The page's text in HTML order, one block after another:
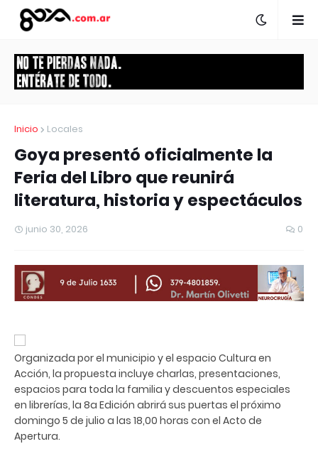
Inicio Locales
Goya presentó oficialmente la
Feria del Libro que reunirá
literatura, historia y espectáculos
junio 30, 2026 0
Organizada por el municipio y el espacio Cultura en
Acción, la propuesta incluye charlas, presentaciones,
espacios para toda la familia y descuentos especiales
en librerías, la 8a Edición abrirá sus puertas el próximo
domingo 5 de julio a las 18,00 horas con el Acto de
Apertura.